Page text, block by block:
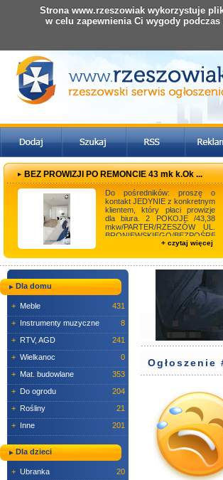
BEZ PROWIZJI PO REMONCIE 43 mk k.Ok ...
Do pośredników: proszę o
kontakt JEDYNIE z konkretnym
klientem, który płaci prowizje
dla biura. 2 POKOJE /43,38
mkw/PARTER/RZESZÓW UL.
BRONIEWSKIEGO/
*43,38 mkw/2 pok ...+ czytaj więcej
Dla domu
+ Meble
431
+ Instrumenty muzyczne
8
+ RTV, AGD
241
+ Wielkanoc
0
+ Mat. budowlane
353
+ Do ogrodu
204
+ Rośliny
21
+ Inne 201
Dla dzieci
+ Ubranka
20
Ogłoszenie
Strona www.rzeszowiak wykorzystuje
w celu zapewnienia Ci wygody